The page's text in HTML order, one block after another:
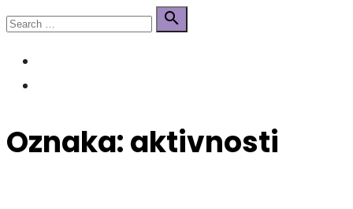
Search

Search
Oznaka:aktivnosti